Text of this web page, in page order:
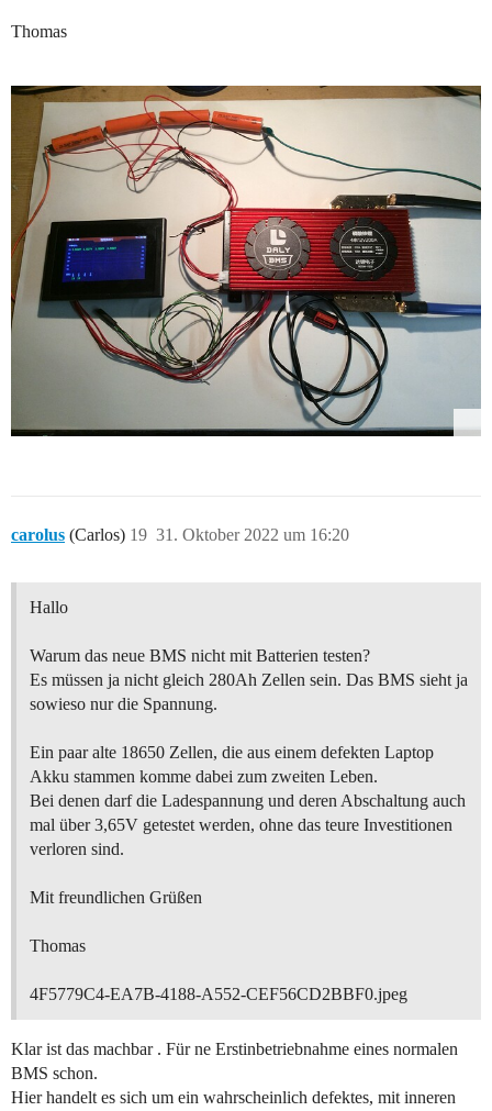
Thomas
carolus (Carlos) 31. Oktober 2022 um 16:20
19
Hallo
Warum das neue BMS nicht mit Batterien testen?
Es müssen ja nicht gleich 280Ah Zellen sein. Das BMS sieht ja
sowieso nur die Spannung.
Ein paar alte 18650 Zellen, die aus einem defekten Laptop
Akku stammen komme dabei zum zweiten Leben.
Bei denen darf die Ladespannung und deren Abschaltung auch
mal über 3,65V getestet werden, ohne das teure Investitionen
verloren sind.
Mit freundlichen Grüßen
Thomas
4F5779C4-EA7B-4188-A552-CEF56CD2BBF0.jpeg
Klar ist das machbar . Für ne Erstinbetriebnahme eines normalen
BMS schon.
Hier handelt es sich um ein wahrscheinlich defektes, mit inneren